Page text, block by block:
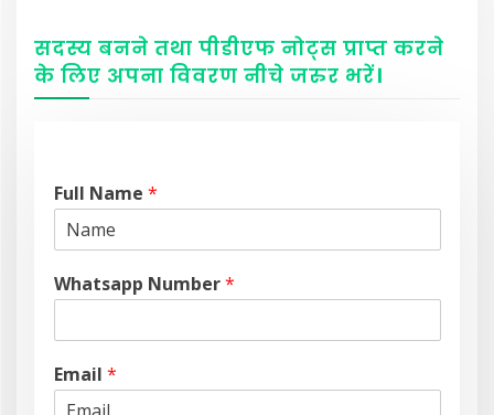
सदस्य बनने तथा पीडीएफ नोट्स प्राप्त करने
के लिए अपना विवरण नीचेजरुर भरें।
Full Name *
Whatsapp Number*
Email *